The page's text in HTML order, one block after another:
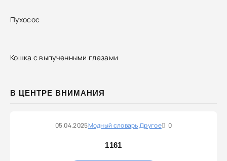
Пухосос
Кошка с выпученными глазами
В ЦЕНТРЕ ВНИМАНИЯ
05.04.2025Модный словарьДругое 0
1161